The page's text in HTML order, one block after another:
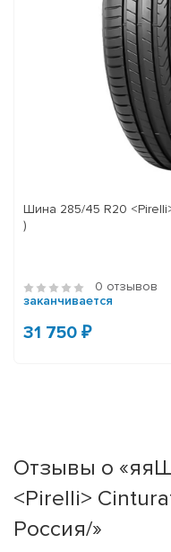
Шина 285/45 R20
)
0 отзывов
заканчивается
31 750 ₽
Отзывы о
<Pirelli>
Россия/»